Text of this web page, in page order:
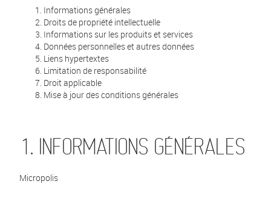
Informations générales
Droits de propriété intellectuelle
Informations sur les produits et services
Données personnelles et autres données
Liens hypertextes
Limitation de responsabilité
Droit applicable
Mise à jour des conditions générales
1. INFORMATIONS GÉNÉRALES
Micropolis